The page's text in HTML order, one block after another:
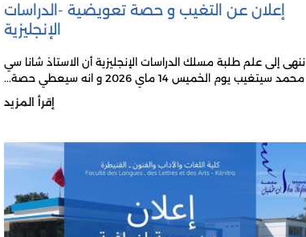
إعلان عن التغيب و حصة تعويضية -الدراسات
الإنجليزية
ننهى إلى علم طلبة مسلك الدراسات الإنجليزية أن الاستاذ شانا سي
محمد سيتغيب يوم الخميس 14 ماي 2026 و انه سيعطي حصة...
إقرأ المزيد